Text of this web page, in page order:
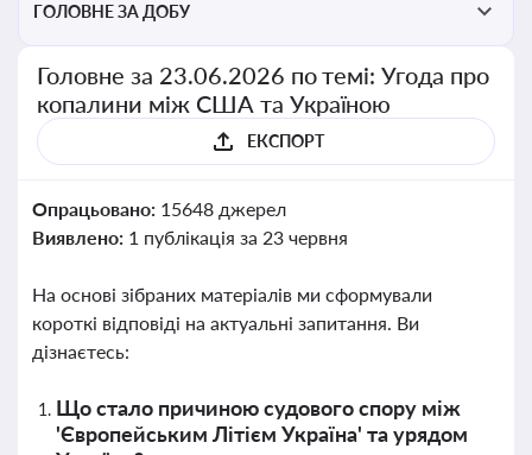
ГОЛОВНЕ ЗА ДОБУ
Головне за 23.06.2026 по темі: Угода про
копалини між США та Україною
ЕКСПОРТ
Опрацьовано: 15648 джерел
Виявлено: 1 публікація за 23 червня
На основі зібраних матеріалів ми сформували
короткі відповіді на актуальні запитання. Ви
дізнаєтесь:
Що стало причиною судового спору між
'Європейським Літієм Україна' та урядом